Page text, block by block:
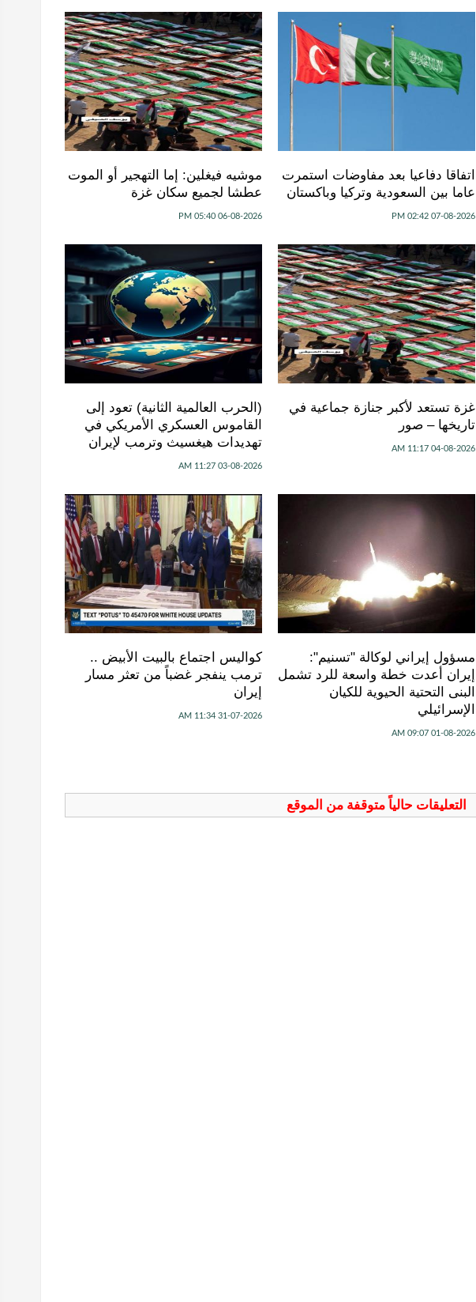
اتفاقا دفاعيا بعد مفاوضات استمرت
عاما بين السعودية وتركيا وباكستان
07-08-2026 02:42 PM
موشيه فيغلين: إما التهجير أو الموت
عطشا لجميع سكان غزة
06-08-2026 05:40 PM
غزة تستعد لأكبر جنازة جماعية في
تاريخها – صور
04-08-2026 11:17 AM
(الحرب العالمية الثانية) تعود إلى
القاموس العسكري الأمريكي في
تهديدات هيغسيث وترمب لإيران
03-08-2026 11:27 AM
مسؤول إيراني لوكالة "تسنيم":
إيران أعدت خطة واسعة للرد تشمل
البنى التحتية الحيوية للكيان
الإسرائيلي
01-08-2026 09:07 AM
كواليس اجتماع بالبيت الأبيض ..
ترمب ينفجر غضباً من تعثر مسار
إيران
31-07-2026 11:34 AM
التعليقات حالياً متوقفة من الموقع